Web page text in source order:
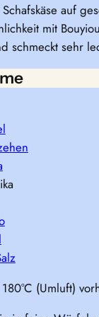
auf
mit
schmeckt sehr
(Umluft)